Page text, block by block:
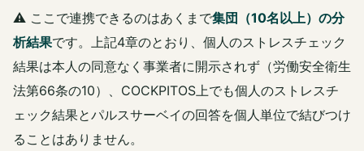
⚠️ ここで連携できるのはあくまで集団（10名以上）の分
析結果です。上記4章のとおり、個人のストレスチェック
結果は本人の同意なく事業者に開示されず（労働安全衛生
法第66条の10）、COCKPITOS上でも個人のストレスチ
ェック結果とパルスサーベイの回答を個人単位で結びつけ
ることはありません。